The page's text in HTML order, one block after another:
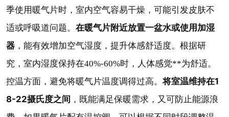
季使用暖气片时，室内空气容易干燥，可能引发皮肤不
适或呼吸道问题。 在暖气片附近放置一盆水或使用加湿
器，能有效增加空气湿度，提升体感舒适度。根据研
究，室内湿度保持在40%-60%时，人体感觉**为舒适。
控温方面，避免将暖气片温度调得过高。将室温维持在1
8-22摄氏度之间 ，既能满足保暖需求，又可防止能源浪